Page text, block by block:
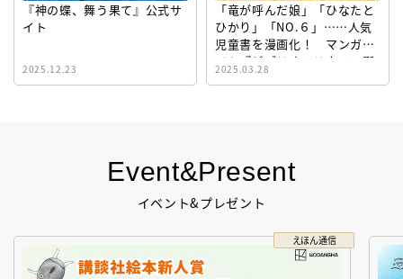
Event&Present
イベント&プレゼント
えほん通信
『神の蝶、舞う果て』公式サ
イト
2025.12.23
「竜が呼んだ娘」「ひなたと
ひかり」「NO.６」……人気
児童書を漫画化！ マンガサ
イト『ビブリオシリウス』誕
生！
2025.03.28